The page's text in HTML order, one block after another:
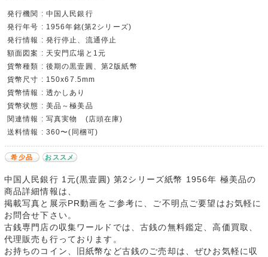
発行機関 : 中国人民銀行
発行年号 : 1956年銘(第2シリーズ)
発行情報 : 発行停止、流通停止
額面図案 : 天安門広場と1元
貨幣種類 : 後期の黒壹圓、第2版紙幣
貨幣尺寸 : 150x67.5mm
貨幣情報 : 透かしあり
貨幣状態 : 美品～極美品
関連情報 : 写真実物 (店頭在庫)
送料情報 : 360〜(同梱可)
希少品 おススメ
中国人民銀行 1元(黒壹圓) 第2シリーズ紙幣 1956年 極美品の
商品詳細情報は、
掲載写真と展示PR動画をご参考に、ご不明点ご要望はお気軽に
お問合せ下さい。
古銭専門店の収集ワールドでは、古銭の無料鑑定、高価買取、
代理販売も行っております。
お持ちのコイン、旧紙幣など古銭のご売却は、ぜひお気軽に収